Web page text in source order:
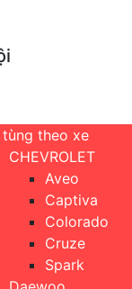
tùng theo xe
CHEVROLET
Aveo
Captiva
Colorado
Cruze
Spark